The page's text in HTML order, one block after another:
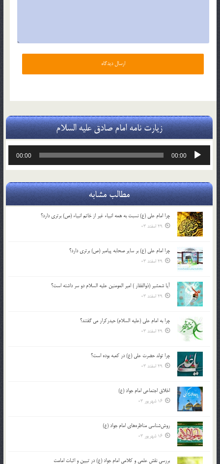
زیارت نامه امام صادق علیه السلام
پخش‌کننده
00:00
00:00
مطالب مشابه
چرا امام علی (ع) نسبت به همه انبیاء غیر از خاتم انبیاء (ص) برتری دارد؟
29 اسفند 03
چرا امام علی (ع) بر سایر صحابه پیامبر (ص) برتری دارد؟
29 اسفند 03
آیا شمشیر (ذوالفقار ) امیر المومنین علیه السلام دو سر داشته است؟
29 اسفند 03
چرا به امام علی (علیه السلام) حیدرکرار می گفتند؟
29 اسفند 03
چرا تولد حضرت علی (ع) در کعبه بوده است؟
29 اسفند 03
اخلاق اجتماعی امام جواد (ع)
16 شهریور 03
روش‌شناسی مناظره‌های امام جواد (ع)
16 شهریور 03
بررسی نقش علمی و کلامی امام جواد (ع) در تبیین و اثبات امامت